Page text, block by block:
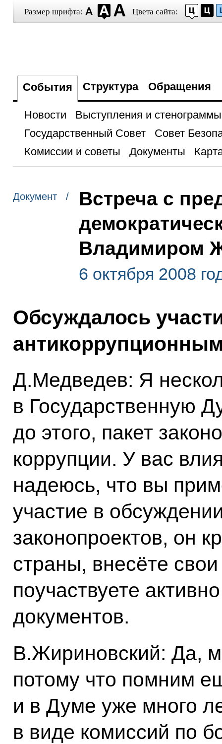
Размер шрифта: Цвета сайта:
События Структура Обращения
Новости
Выступления и стенограммы
Государственный Совет
Совет
Комиссии и советы
Документы
Документ /
Встреча с
Владимиром
6 октября 2008
Обсуждалось
Д.Медведев: Я
в Государственную
до этого, пакет
коррупции. У вас
надеюсь, что вы
участие в
законопроектов, он
страны, внесёте
поучаствуете
документов.
В.Жириновский: Да,
потому что помним
и в Думе уже много
в виде комиссий по